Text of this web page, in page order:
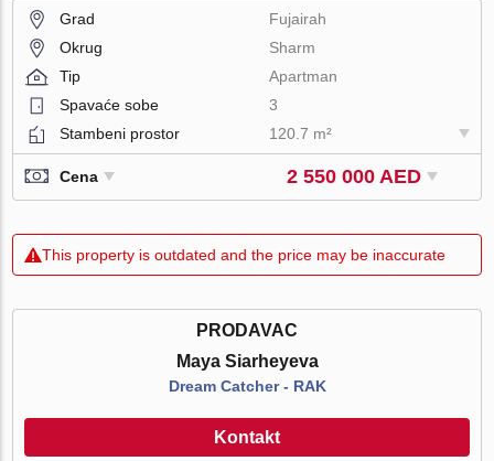
Grad
Fujairah
Okrug
Sharm
Tip
Apartman
Spavaće sobe
3
Stambeni prostor
120.7 m²
Cena 2 550 000 AED
This property is outdated and the price may be inaccurate
PRODAVAC
Maya Siarheyeva
Dream Catcher - RAK
Kontakt